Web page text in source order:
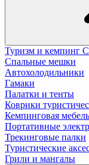
Туризм и кемпинг
Спальные мешки
Автохолодильники
Гамаки
Палатки и тенты
Коврики
Кемпинговая мебель
Портативные
Трекинговые палки
Туристические
Грили и мангалы